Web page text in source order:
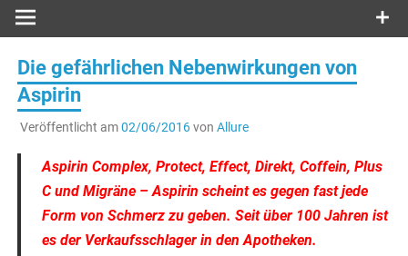
Die gefährlichen Nebenwirkungen von
Aspirin
Veröffentlicht am02/06/2016von Allure
Aspirin Complex, Protect, Effect, Direkt, Coffein, Plus
C und Migräne – Aspirin scheint es gegen fast jede
Form von Schmerz zu geben. Seit über 100 Jahren ist
es der Verkaufsschlager in den Apotheken.